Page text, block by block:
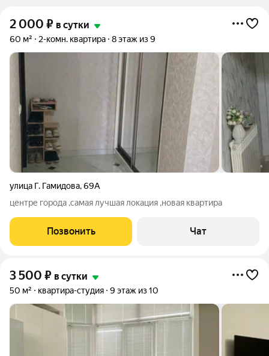
2 000 ₽ в сутки
60 м² 2-комн. квартира 8 этаж из 9
улица Г. Гамидова,69А
центре города ,самая лучшая локация ,новая квартира
Позвонить Чат
3 500 ₽ в сутки
50 м² квартира-студия 9 этаж из 10